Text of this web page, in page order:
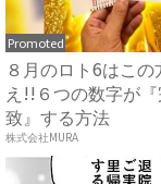
Promoted
８月のロト6はこの
え!!６つの数字が
致』する方法
株式会社MURA